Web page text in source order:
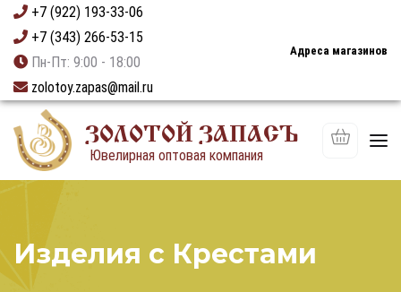
+7 (922) 193-33-06
+7 (343) 266-53-15
Пн-Пт: 9:00 - 18:00
zolotoy.zapas@mail.ru
Адреса магазинов
ЗОЛОТОЙ ЗАПАСЪ
Ювелирная оптовая компания
Изделия с Крестами